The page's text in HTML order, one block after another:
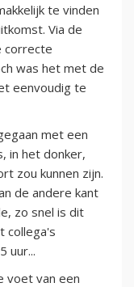
te vinden
Via de
correcte
was het met de
eenvoudig te
met een
in het donker,
zou kunnen zijn.
de andere kant
zo snel is dit
collega's
uur...
voet van een